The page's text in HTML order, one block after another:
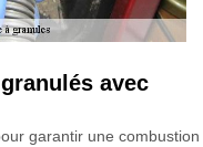
avec
garantir une combustion